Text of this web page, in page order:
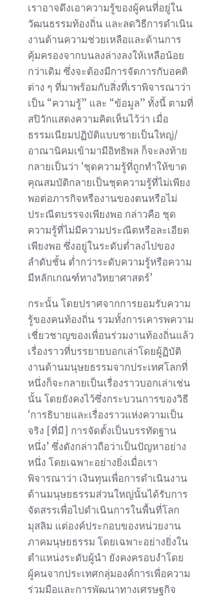
เราอาจดึงเอาความรู้ของผู้คนที่อยู่ใน
วัฒนธรรมท้องถิ่น และลดวิธีการดำเนิน
งานด้านความช่วยเหลือและด้านการ
คุ้มครองจากบนลงล่างลงให้เหลือน้อย
กว่าเดิม ซึ่งจะต้องมีการจัดการกับอคติ
ต่าง ๆ ที่มาพร้อมกับสิ่งที่เราพิจารณาว่า
เป็น “ความรู้” และ “ข้อมูล” ทั้งนี้ ตามที่
สปิวักแสดงความคิดเห็นไว้ว่า เมื่อ
ธรรมเนียมปฏิบัติแบบชายเป็นใหญ่/
อาณานิคมเข้ามามีอิทธิพล ก็จะลงท้าย
กลายเป็นว่า ‘ชุดความรู้ที่ถูกทำให้ขาด
คุณสมบัติกลายเป็นชุดความรู้ที่ไม่เพียง
พอต่อภารกิจหรืองานของตนหรือไม่
ประณีตบรรจงเพียงพอ กล่าวคือ ชุด
ความรู้ที่ไม่มีความประณีตหรือละเอียด
เพียงพอ ซึ่งอยู่ในระดับต่ำลงไปของ
ลำดับชั้น ต่ำกว่าระดับความรู้หรือความ
มีหลักเกณฑ์ทางวิทยาศาสตร์’
กระนั้น โดยปราศจากการยอมรับความ
รู้ของคนท้องถิ่น รวมทั้งการเคารพความ
เชี่ยวชาญของเพื่อนร่วมงานท้องถิ่นแล้ว
เรื่องราวที่บรรยายบอกเล่าโดยผู้ฏิบัติ
งานด้านมนุษยธรรมจากประเทศโลกที่
หนึ่งก็จะกลายเป็นเรื่องราวบอกเล่าเช่น
นั้น โดยยังคงไว้ซึ่งกระบวนการของวิธี
‘การธิบายและเรื่องราวแห่งความเป็น
จริง [ที่มี] การจัดตั้งเป็นบรรทัดฐาน
หนึ่ง’ ซึ่งดังกล่าวถือว่าเป็นปัญหาอย่าง
หนึ่ง โดยเฉพาะอย่างยิ่งเมื่อเรา
พิจารณาว่า เงินทุนเพื่อการดำเนินงาน
ด้านมนุษยธรรมส่วนใหญ่นั้นได้รับการ
จัดสรรเพื่อไปดำเนินการในพื้นที่โลก
มุสลิม แต่องค์ประกอบของหน่วยงาน
ภาคมนุษยธรรม โดยเฉพาะอย่างยิ่งใน
ตำแหน่งระดับผู้นำ ยังคงครอบงำโดย
ผู้คนจากประเทศกลุ่มองค์การเพื่อความ
ร่วมมือและการพัฒนาทางเศรษฐกิจ